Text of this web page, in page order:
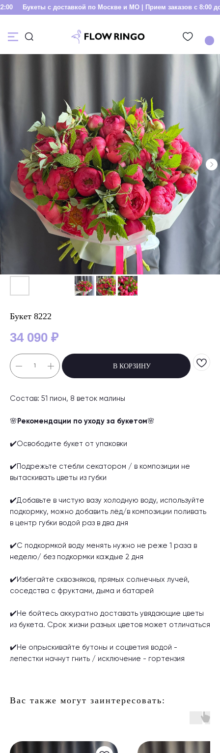
Букеты с доставкой по Москве и МО | Прием заказов с 8:00 до
Букет 8222
34 090 ₽
В КОРЗИНУ
Состав: 51 пион, 8 веток малины
🌸 Рекомендации по уходу за букетом🌸
✔️Освободите букет от упаковки
✔️Подрежьте стебли секатором / в композиции не
вытаскивать цветы из губки
✔️Добавьте в чистую вазу холодную воду, используйте
подкормку, можно добавить лёд/в композиции поливать
в центр губки водой раз в два дня
✔️С подкормкой воду менять нужно не реже 1 раза в
неделю/ без подкормки каждые 2 дня
✔️Избегайте сквозняков, прямых солнечных лучей,
соседства с фруктами, дыма и батарей
✔️Не бойтесь аккуратно доставать увядающие цветы
из букета. Срок жизни разных цветов может отличаться
✔️Не опрыскивайте бутоны и соцветия водой -
лепестки начнут гнить / исключение - гортензия
Вас также могут заинтересовать: